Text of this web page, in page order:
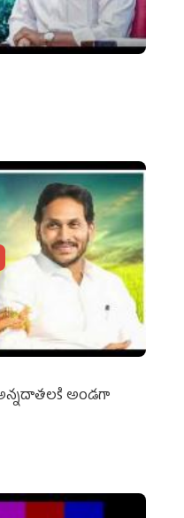
అన్నదాతలకి అండగా